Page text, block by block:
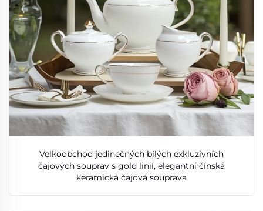
Velkoobchod jedinečných bílých exkluzivních
čajových souprav s gold linií, elegantní čínská
keramická čajová souprava